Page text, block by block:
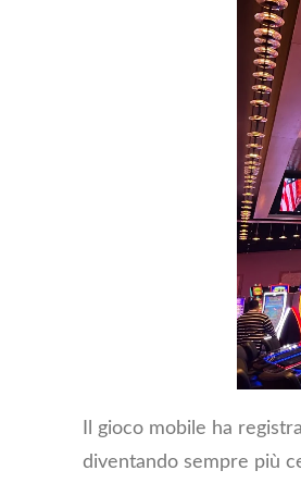
Il gioco mobile ha
diventando sempre più